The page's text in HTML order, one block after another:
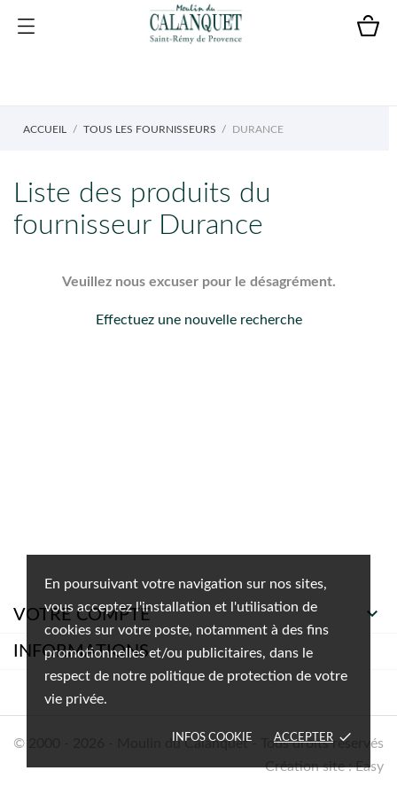
En poursuivant votre navigation sur nos sites,
vous acceptez l'installation et l'utilisation de
cookies sur votre poste, notamment à des fins
promotionnelles et/ou publicitaires, dans le
respect de notre politique de protection de votre
vie privée.
INFOS COOKIE ACCEPTER done
ACCUEIL TOUS LES FOURNISSEURS DURANCE
Liste des produits du
fournisseur Durance
Veuillez nous excuser pour le désagrément.
Effectuez une nouvelle recherche
VOTRE COMPTE 
INFORMATIONS
© 2000 - 2026 - Moulin du Calanquet - Tous droits réservés
Création site : Easy